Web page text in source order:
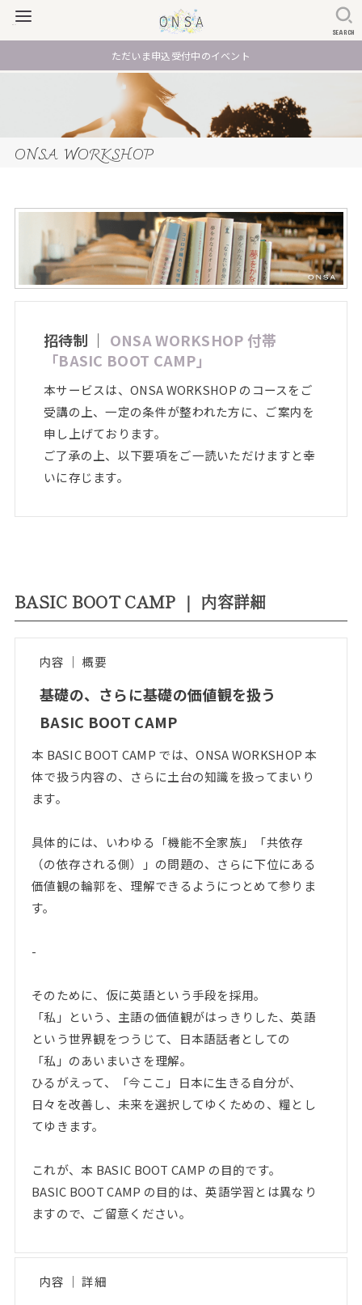
SEARCH
ただいま申込受付中のイベント
ONSA WORKSHOP
招待制 ｜ ONSA WORKSHOP 付帯
「BASIC BOOT CAMP」
本サービスは、ONSA WORKSHOP のコースをご
受講の上、一定の条件が整われた方に、ご案内を
申し上げております。
ご了承の上、以下要項をご一読いただけますと幸
いに存じます。
BASIC BOOT CAMP ｜ 内容詳細
内容 ｜ 概要
基礎の、さらに基礎の価値観を扱う
BASIC BOOT CAMP
本 BASIC BOOT CAMP では、ONSA WORKSHOP 本
体で扱う内容の、さらに土台の知識を扱ってまいり
ます。
具体的には、いわゆる「機能不全家族」「共依存
（の依存される側）」の問題の、さらに下位にある
価値観の輪郭を、理解できるようにつとめて参りま
す。
-
そのために、仮に英語という手段を採用。
「私」という、主語の価値観がはっきりした、英語
という世界観をつうじて、日本語話者としての
「私」のあいまいさを理解。
ひるがえって、「今ここ」日本に生きる自分が、
日々を改善し、未来を選択してゆくための、糧とし
てゆきます。
これが、本 BASIC BOOT CAMP の目的です。
BASIC BOOT CAMP の目的は、英語学習とは異なり
ますので、ご留意ください。
内容 ｜ 詳細